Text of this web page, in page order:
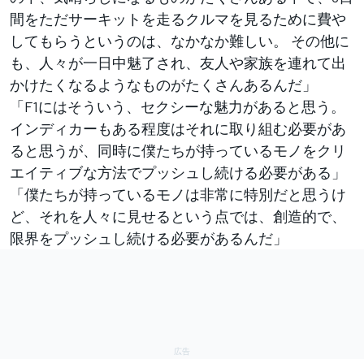
間をただサーキットを走るクルマを見るために費や
してもらうというのは、なかなか難しい。 その他に
も、人々が一日中魅了され、友人や家族を連れて出
かけたくなるようなものがたくさんあるんだ」
「F1にはそういう、セクシーな魅力があると思う。
インディカーもある程度はそれに取り組む必要があ
ると思うが、同時に僕たちが持っているモノをクリ
エイティブな方法でプッシュし続ける必要がある」
「僕たちが持っているモノは非常に特別だと思うけ
ど、それを人々に見せるという点では、創造的で、
限界をプッシュし続ける必要があるんだ」